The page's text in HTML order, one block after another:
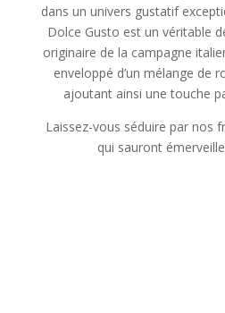
dans un univers gustatif
Dolce Gusto est un véritable
originaire de la campagne
enveloppé d’un mélange de
ajoutant ainsi une touche
Laissez-vous séduire par nos
qui sauront